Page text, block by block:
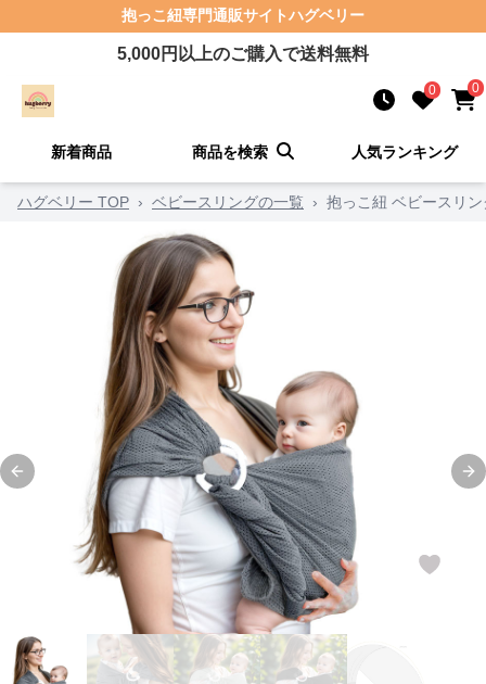
抱っこ紐専門通販サイトハグベリー
5,000円以上のご購入で送料無料
0 0
新着商品 商品を検索 人気ランキング
ハグベリー TOP › ベビースリングの一覧 › 抱っこ紐 ベビースリ
Previous slide